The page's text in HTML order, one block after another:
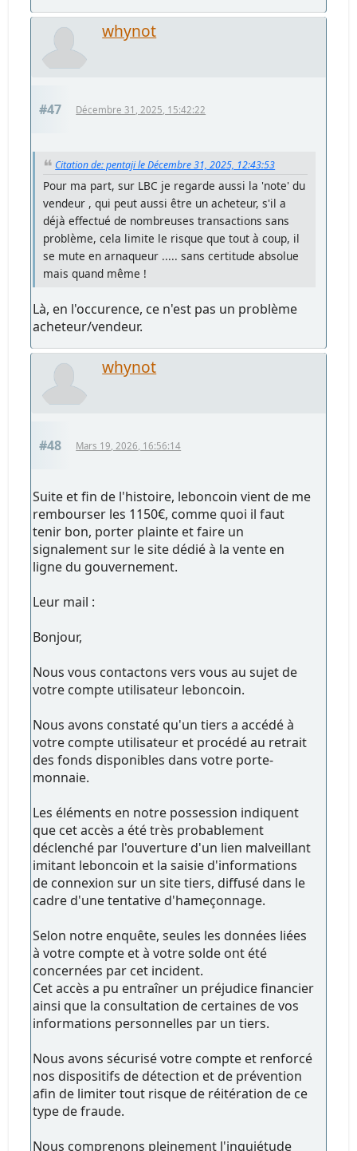
whynot
#47 Décembre 31, 2025, 15:42:22
Citation de: pentaji le Décembre 31, 2025, 12:43:53
Pour ma part, sur LBC je regarde aussi la 'note' du
vendeur , qui peut aussi être un acheteur, s'il a
déjà effectué de nombreuses transactions sans
problème, cela limite le risque que tout à coup, il
se mute en arnaqueur ..... sans certitude absolue
mais quand même !
Là, en l'occurence, ce n'est pas un problème
acheteur/vendeur.
whynot
#48 Mars 19, 2026, 16:56:14
Suite et fin de l'histoire, leboncoin vient de me
rembourser les 1150€, comme quoi il faut
tenir bon, porter plainte et faire un
signalement sur le site dédié à la vente en
ligne du gouvernement.
Leur mail :
Bonjour,
Nous vous contactons vers vous au sujet de
votre compte utilisateur leboncoin.
Nous avons constaté qu'un tiers a accédé à
votre compte utilisateur et procédé au retrait
des fonds disponibles dans votre porte-
monnaie.
Les éléments en notre possession indiquent
que cet accès a été très probablement
déclenché par l'ouverture d'un lien malveillant
imitant leboncoin et la saisie d'informations
de connexion sur un site tiers, diffusé dans le
cadre d'une tentative d'hameçonnage.
Selon notre enquête, seules les données liées
à votre compte et à votre solde ont été
concernées par cet incident.
Cet accès a pu entraîner un préjudice financier
ainsi que la consultation de certaines de vos
informations personnelles par un tiers.
Nous avons sécurisé votre compte et renforcé
nos dispositifs de détection et de prévention
afin de limiter tout risque de réitération de ce
type de fraude.
Nous comprenons pleinement l'inquiétude